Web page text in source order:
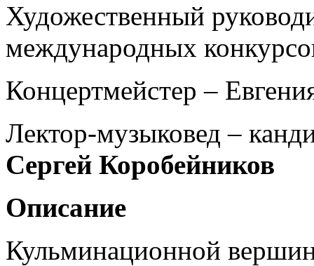
Художественный
международных
Концертмейстер –
Лектор-музыковед –
Сергей Коробейников
Описание
Кульминационной